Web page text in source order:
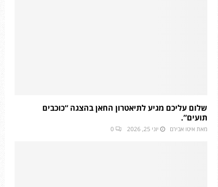
שלום עליכם מגיע לתיאטרון החאן בהצגה “כוכבים
תועים”.
מאת איטו אבירם יוני 25, 2026 0